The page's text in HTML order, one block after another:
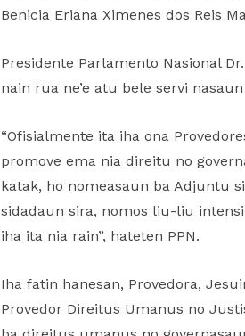
Benicia Eriana Ximenes dos Reis
Presidente Parlamento Nasional
nain rua ne’e atu bele servi
“Ofisialmente ita iha ona
promove ema nia direitu no
katak, ho nomeasaun ba Adjuntu
sidadaun sira, nomos liu-liu
iha ita nia rain”, hateten PPN.
Iha fatin hanesan, Provedora,
Provedor Direitus Umanus no